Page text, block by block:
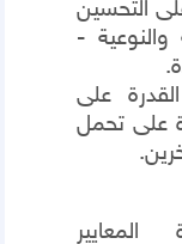
التحسين
والنوعية -
القدرة على
على تحمل